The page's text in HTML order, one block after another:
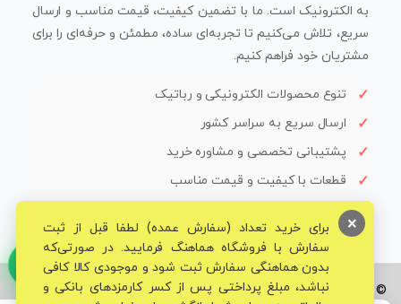
به الکترونیک است. ما با تضمین کیفیت، قیمت مناسب و ارسال
سریع، تلاش می‌کنیم تا تجربه‌ای ساده، مطمئن و حرفه‌ای را برای
مشتریان خود فراهم کنیم.
تنوع محصولات الکترونیکی و رباتیک
ارسال سریع به سراسر کشور
پشتیبانی تخصصی و مشاوره خرید
قطعات با کیفیت و قیمت مناسب
© تمامی حقوق برای فروشگاه تخصصی قم الکترونیک محفوظ می‌باشد.
برای خرید تعداد (سفارش عمده) لطفا قبل از ثبت
سفارش با فروشگاه هماهنگ فرمایید. در صورتی‌که
بدون هماهنگی سفارش ثبت شود و موجودی کالا کافی
نباشد، مبلغ پرداختی پس از کسر کارمزدهای بانکی و
×